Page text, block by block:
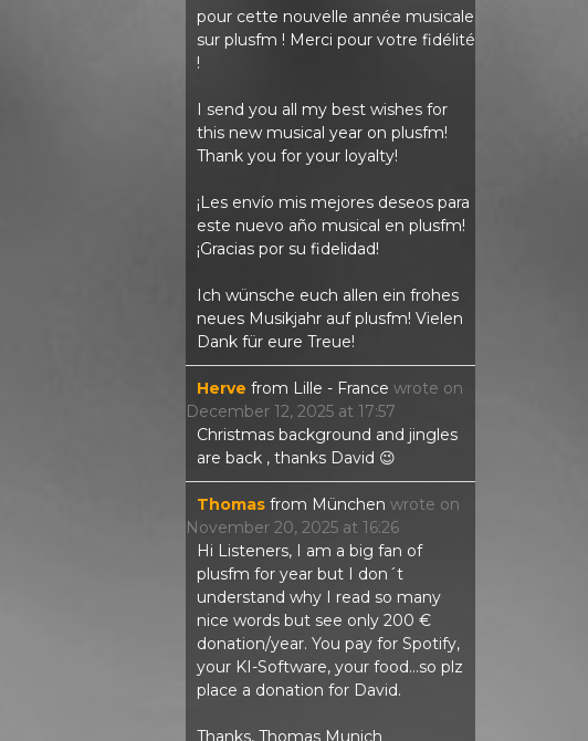
pour cette nouvelle année musicale
sur plusfm ! Merci pour votre fidélité
!
I send you all my best wishes for
this new musical year on plusfm!
Thank you for your loyalty!
¡Les envío mis mejores deseos para
este nuevo año musical en plusfm!
¡Gracias por su fidelidad!
Ich wünsche euch allen ein frohes
neues Musikjahr auf plusfm! Vielen
Dank für eure Treue!
Herve from Lille - France wrote on
December 12, 2025 at 17:57
Christmas background and jingles
are back , thanks David 😉
Thomas from München wrote on
November 20, 2025 at 16:26
Hi Listeners, I am a big fan of
plusfm for year but I don´t
understand why I read so many
nice words but see only 200 €
donation/year. You pay for Spotify,
your KI-Software, your food...so plz
place a donation for David.
Thanks, Thomas Munich